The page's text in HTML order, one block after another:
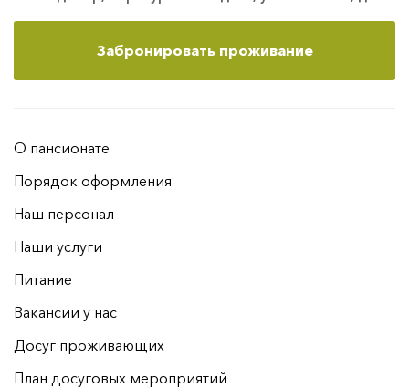
Забронировать проживание
О пансионате
Порядок оформления
Наш персонал
Наши услуги
Питание
Вакансии у нас
Досуг проживающих
План досуговых мероприятий